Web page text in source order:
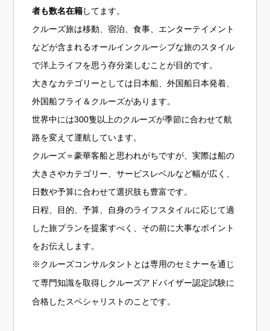
者も数名在籍してます。
クルーズ旅は移動、宿泊、食事、エンターテイメント
などが含まれるオールインクルーシブな旅のスタイル
で洋上ライフを思う存分楽しむことが目的です。
大きなカテゴリーとしては日本船、外国船日本発着、
外国船フライ＆クルーズがあります。
世界中には300隻以上のクルーズが季節に合わせて航
路を変えて運航しています。
クルーズ＝豪華客船と思われがちですが、実際は船の
大きさやカテゴリー、サービスレベルなど幅が広く、
日数や予算に合わせて選択肢も豊富です。
日程、目的、予算、自身のライフスタイルに応じて適
した旅プランを提案すべく、その前に大事なポイント
をお伝えします。
※クルーズコンサルタントとは専用のセミナーを通じ
て専門知識を取得しクルーズアドバイザー認定試験に
合格したスペシャリストのことです。